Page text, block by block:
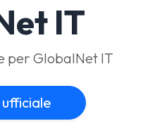
IT
per GlobalNet IT